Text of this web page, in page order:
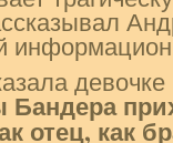
отец, как